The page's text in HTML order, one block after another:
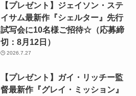
【プレゼント】ジェイソン・ステ
イサム最新作『シェルター』先行
試写会に10名様ご招待☆（応募締
切：8月12日）
2026.7.27
【プレゼント】ガイ・リッチー監
督最新作『グレイ・ミッション』